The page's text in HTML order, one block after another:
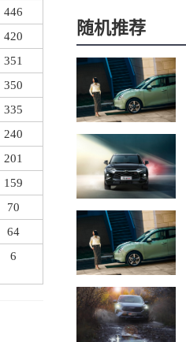
446
420
351
350
335
240
201
159
70
64
6
随机推荐